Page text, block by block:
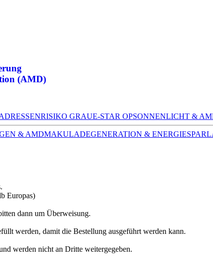
(AMD)
RISIKO GRAUE-STAR OPSONNENLICHT &
& AMDMAKULADEGENERATION &
Europas)
dann um Überweisung.
werden, damit die Bestellung ausgeführt werden kann.
werden nicht an Dritte weitergegeben.